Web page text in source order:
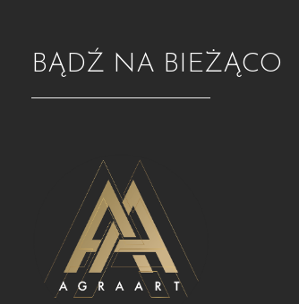
BĄDŹ NA BIEŻĄCO